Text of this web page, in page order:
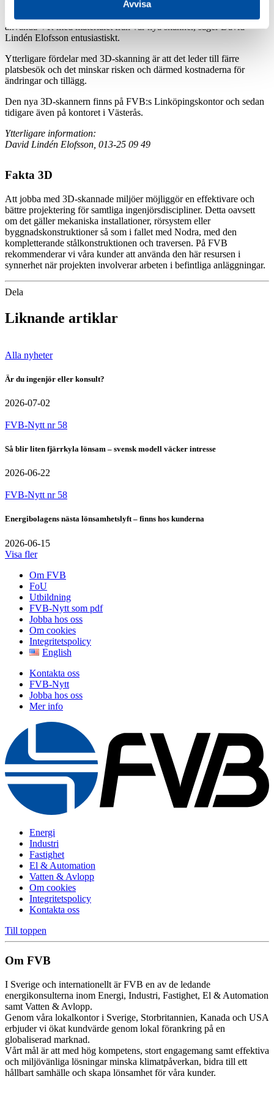
Avvisa
kommer att se ut i kundens befintliga anläggning. Tack vare den nya
3D-utrustningen höjs också kvaliteten rejält så det blir ett lyft att
använda VR med materialet från vår nya skanner, säger David
Lindén Elofsson entusiastiskt.
Ytterligare fördelar med 3D-skanning är att det leder till färre
platsbesök och det minskar risken och därmed kostnaderna för
ändringar och tillägg.
Den nya 3D-skannern finns på FVB:s Linköpingskontor och sedan
tidigare även på kontoret i Västerås.
Ytterligare information:
David Lindén Elofsson, 013-25 09 49
Fakta 3D
Att jobba med 3D-skannade miljöer möjliggör en effektivare och
bättre projektering för samtliga ingenjörsdiscipliner. Detta oavsett
om det gäller mekaniska installationer, rörsystem eller
byggnadskonstruktioner så som i fallet med Nodra, med den
kompletterande stålkonstruktionen och traversen. På FVB
rekommenderar vi våra kunder att använda den här resursen i
synnerhet när projekten involverar arbeten i befintliga anläggningar.
Dela
Liknande artiklar
Alla nyheter
Är du ingenjör eller konsult?
2026-07-02
FVB-Nytt nr 58
Så blir liten fjärrkyla lönsam – svensk modell väcker intresse
2026-06-22
FVB-Nytt nr 58
Energibolagens nästa lönsamhetslyft – finns hos kunderna
2026-06-15
Visa fler
Om FVB
FoU
Utbildning
FVB-Nytt som pdf
Jobba hos oss
Om cookies
Integritetspolicy
English
Kontakta oss
FVB-Nytt
Jobba hos oss
Mer info
Energi
Industri
Fastighet
El & Automation
Vatten & Avlopp
Om cookies
Integritetspolicy
Kontakta oss
Till toppen
Om FVB
I Sverige och internationellt är FVB en av de ledande
energikonsulterna inom Energi, Industri, Fastighet, El & Automation
samt Vatten & Avlopp.
Genom våra lokalkontor i Sverige, Storbritannien, Kanada och USA
erbjuder vi ökat kundvärde genom lokal förankring på en
globaliserad marknad.
Vårt mål är att med hög kompetens, stort engagemang samt effektiva
och miljövänliga lösningar minska klimatpåverkan, bidra till ett
hållbart samhälle och skapa lönsamhet för våra kunder.